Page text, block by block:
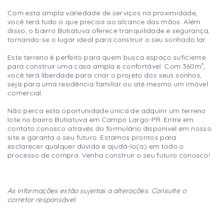
Com esta ampla variedade de serviços na proximidade,
você terá tudo o que precisa ao alcance das mãos. Além
disso, o bairro Butiatuva oferece tranquilidade e segurança,
tornando-se o lugar ideal para construir o seu sonhado lar.
Este terreno é perfeito para quem busca espaço suficiente
para construir uma casa ampla e confortável. Com 360m²,
você terá liberdade para criar o projeto dos seus sonhos,
seja para uma residência familiar ou até mesmo um imóvel
comercial.
Não perca esta oportunidade única de adquirir um terreno
lote no bairro Butiatuva em Campo Largo-PR. Entre em
contato conosco através do formulário disponível em nosso
site e garanta o seu futuro. Estamos prontos para
esclarecer qualquer dúvida e ajudá-lo(a) em todo o
processo de compra. Venha construir o seu futuro conosco!
As informações estão sujeitas a alterações. Consulte o
corretor responsável.